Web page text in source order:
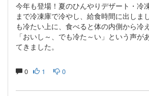
今年も登場！夏のひんやりデザート・冷
まで冷凍庫で冷やし、給食時間に出しま
も冷たい上に、食べると体の内側から冷
「おいし～、でも冷た～い」という声が
てきました。
0 1 0